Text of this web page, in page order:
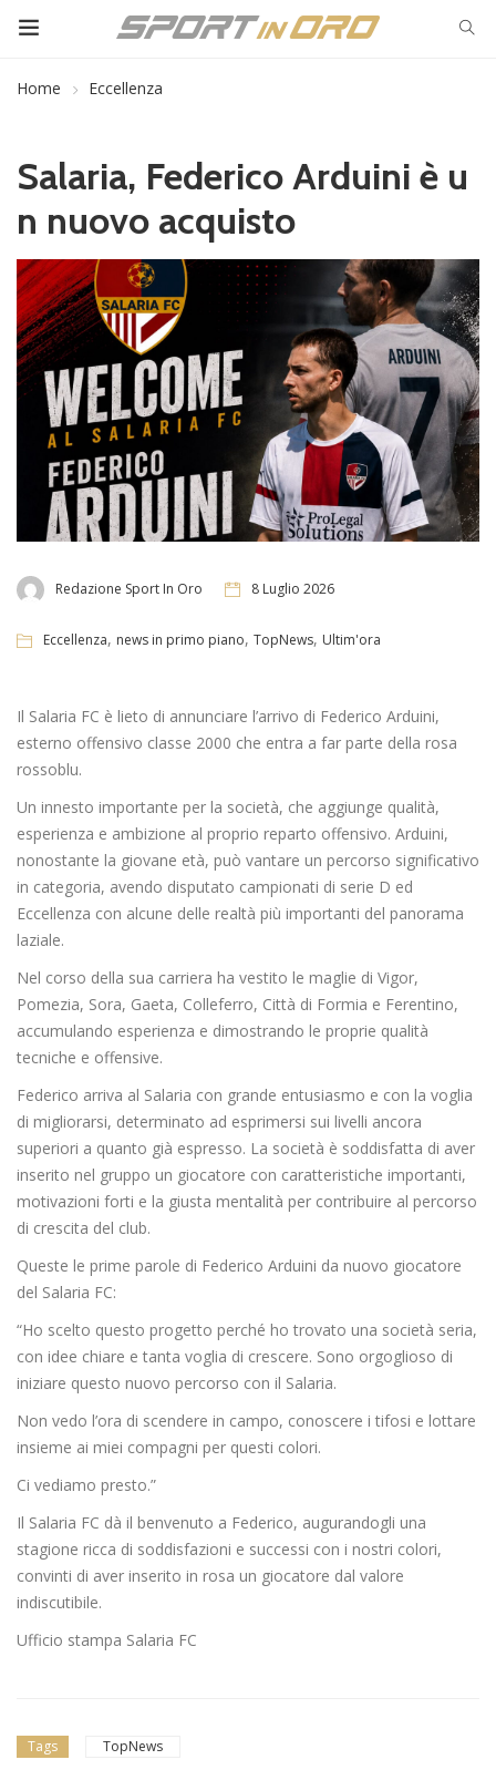
Home Eccellenza
Salaria, Federico Arduini è u
n nuovo acquisto
Redazione Sport In Oro 8 Luglio 2026
Eccellenza, news in primo piano, TopNews, Ultim'ora
Il Salaria FC è lieto di annunciare l’arrivo di Federico Arduini,
esterno offensivo classe 2000 che entra a far parte della rosa
rossoblu.
Un innesto importante per la società, che aggiunge qualità,
esperienza e ambizione al proprio reparto offensivo. Arduini,
nonostante la giovane età, può vantare un percorso significativo
in categoria, avendo disputato campionati di serie D ed
Eccellenza con alcune delle realtà più importanti del panorama
laziale.
Nel corso della sua carriera ha vestito le maglie di Vigor,
Pomezia, Sora, Gaeta, Colleferro, Città di Formia e Ferentino,
accumulando esperienza e dimostrando le proprie qualità
tecniche e offensive.
Federico arriva al Salaria con grande entusiasmo e con la voglia
di migliorarsi, determinato ad esprimersi sui livelli ancora
superiori a quanto già espresso. La società è soddisfatta di aver
inserito nel gruppo un giocatore con caratteristiche importanti,
motivazioni forti e la giusta mentalità per contribuire al percorso
di crescita del club.
Queste le prime parole di Federico Arduini da nuovo giocatore
del Salaria FC:
“Ho scelto questo progetto perché ho trovato una società seria,
con idee chiare e tanta voglia di crescere. Sono orgoglioso di
iniziare questo nuovo percorso con il Salaria.
Non vedo l’ora di scendere in campo, conoscere i tifosi e lottare
insieme ai miei compagni per questi colori.
Ci vediamo presto.”
Il Salaria FC dà il benvenuto a Federico, augurandogli una
stagione ricca di soddisfazioni e successi con i nostri colori,
convinti di aver inserito in rosa un giocatore dal valore
indiscutibile.
Ufficio stampa Salaria FC
Tags TopNews